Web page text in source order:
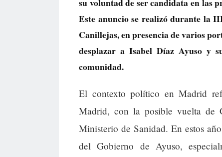
Este anuncio se realizó durante la
Canillejas, en presencia de varios
desplazar a Isabel Díaz Ayuso y
comunidad.
El contexto político en Madrid
Madrid, con la posible vuelta de
Ministerio de Sanidad. En estos
del Gobierno de Ayuso,